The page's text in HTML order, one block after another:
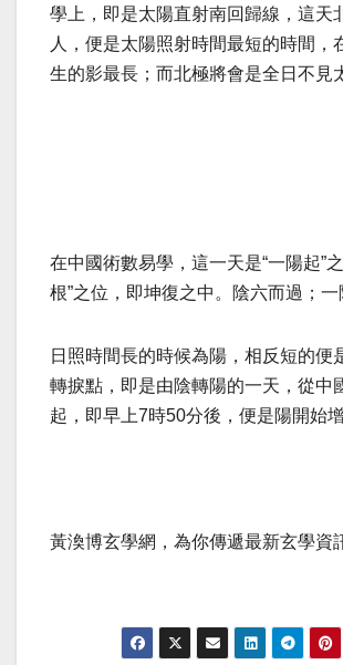
學上，即是太陽直射南回歸線，這天
人，便是太陽照射時間最短的時間，
生的影最長；而北極將會是全日不見
在中國術數易學，這一天是“一陽起”
根”之位，即坤復之中。陰六而過；一
日照時間長的時候為陽，相反短的便
轉捩點，即是由陰轉陽的一天，從中
起，即早上7時50分後，便是陽開始增
黃渙博玄學網，為你傳遞最新玄學資